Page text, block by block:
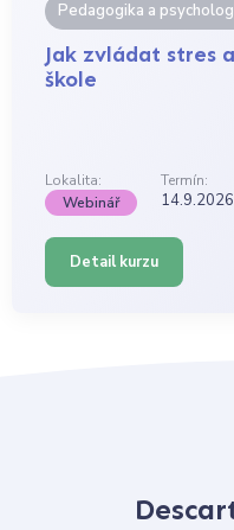
Pedagogika a
Jak zvládat stres
škole
Lokalita:
Termín:
Webinář
14.9.2026
Detail kurzu